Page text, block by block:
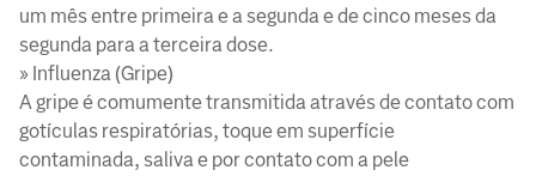
um mês entre primeira e a segunda e de cinco meses da
segunda para a terceira dose.
» Influenza (Gripe)
A gripe é comumente transmitida através de contato com
gotículas respiratórias, toque em superfície
contaminada, saliva e por contato com a pele